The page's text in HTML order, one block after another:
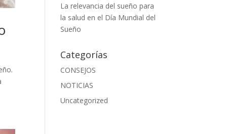
La relevancia del sueño para
la salud en el Día Mundial del
Sueño
Categorías
CONSEJOS
NOTICIAS
Uncategorized